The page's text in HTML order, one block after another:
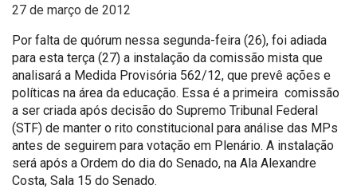
27 de março de 2012
Por falta de quórum nessa segunda-feira (26), foi adiada
para esta terça (27) a instalação da comissão mista que
analisará a Medida Provisória 562/12, que prevê ações e
políticas na área da educação. Essa é a primeira comissão
a ser criada após decisão do Supremo Tribunal Federal
(STF) de manter o rito constitucional para análise das MPs
antes de seguirem para votação em Plenário. A instalação
será após a Ordem do dia do Senado, na Ala Alexandre
Costa, Sala 15 do Senado.